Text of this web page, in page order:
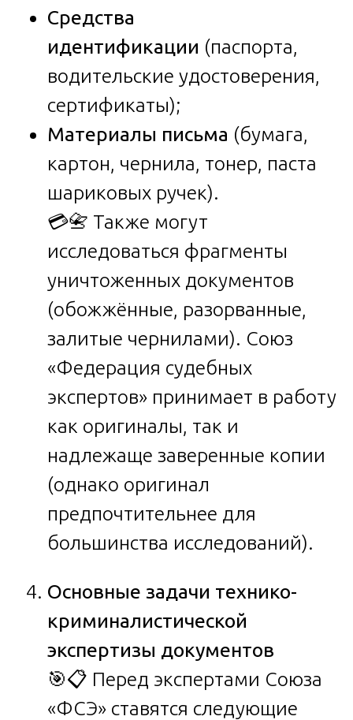
Средства
идентификации (паспорта,
водительские удостоверения,
сертификаты);
Материалы письма (бумага,
картон, чернила, тонер, паста
шариковых ручек).
💳📇 Также могут
исследоваться фрагменты
уничтоженных документов
(обожжённые, разорванные,
залитые чернилами). Союз
«Федерация судебных
экспертов» принимает в работу
как оригиналы, так и
надлежаще заверенные копии
(однако оригинал
предпочтительнее для
большинства исследований).
Основные задачи технико-
криминалистической
экспертизы документов
🎯📋 Перед экспертами Союза
«ФСЭ» ставятся следующие